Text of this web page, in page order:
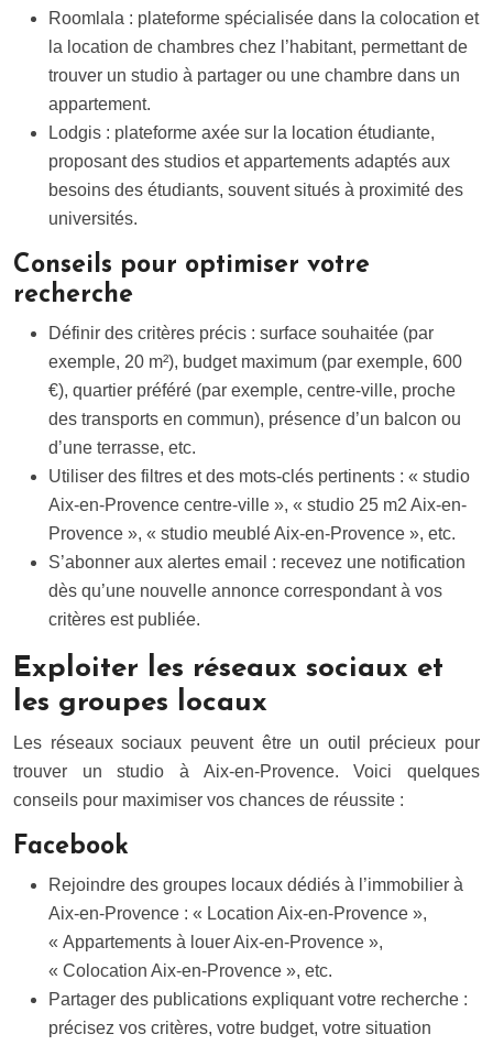
Roomlala : plateforme spécialisée dans la colocation et
la location de chambres chez l’habitant, permettant de
trouver un studio à partager ou une chambre dans un
appartement.
Lodgis : plateforme axée sur la location étudiante,
proposant des studios et appartements adaptés aux
besoins des étudiants, souvent situés à proximité des
universités.
Conseils pour optimiser votre
recherche
Définir des critères précis : surface souhaitée (par
exemple, 20 m²), budget maximum (par exemple, 600
€), quartier préféré (par exemple, centre-ville, proche
des transports en commun), présence d’un balcon ou
d’une terrasse, etc.
Utiliser des filtres et des mots-clés pertinents : « studio
Aix-en-Provence centre-ville », « studio 25 m2 Aix-en-
Provence », « studio meublé Aix-en-Provence », etc.
S’abonner aux alertes email : recevez une notification
dès qu’une nouvelle annonce correspondant à vos
critères est publiée.
Exploiter les réseaux sociaux et
les groupes locaux
Les réseaux sociaux peuvent être un outil précieux pour
trouver un studio à Aix-en-Provence. Voici quelques
conseils pour maximiser vos chances de réussite :
Facebook
Rejoindre des groupes locaux dédiés à l’immobilier à
Aix-en-Provence : « Location Aix-en-Provence »,
« Appartements à louer Aix-en-Provence »,
« Colocation Aix-en-Provence », etc.
Partager des publications expliquant votre recherche :
précisez vos critères, votre budget, votre situation